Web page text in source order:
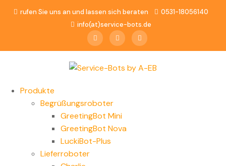
rufen Sie uns an und lassen sich beraten
0531-18056140
info(at)service-bots.de
Produkte
Begrüßungsroboter
GreetingBot Mini
GreetingBot Nova
LuckiBot-Plus
Lieferroboter